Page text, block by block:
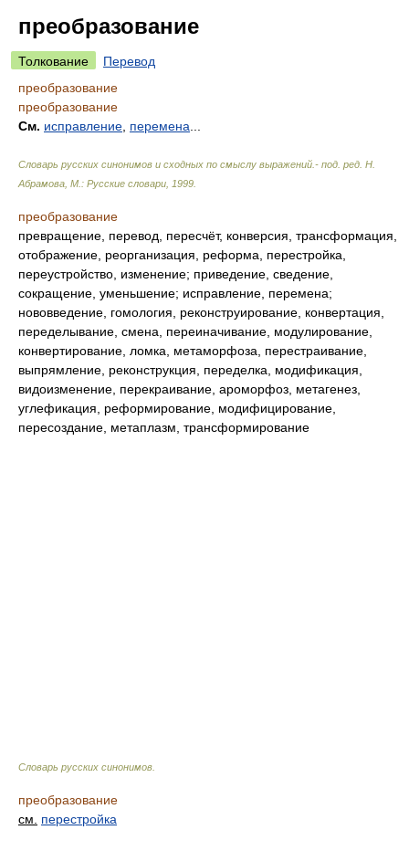
преобразование
Толкование
Перевод
преобразование
преобразование
См. исправление перемена
Словарь русских синонимов и сходных по смыслу выражений.- под. ред. Н.
Абрамова, М.: Русские словари 1999
преобразование
превращение, перевод, пересчёт, конверсия, трансформация,
отображение, реорганизация, реформа, перестройка,
переустройство, изменение; приведение, сведение,
сокращение, уменьшение; исправление, перемена;
нововведение, гомология, реконструирование, конвертация,
переделывание, смена, переиначивание, модулирование,
конвертирование, ломка, метаморфоза, перестраивание,
выпрямление, реконструкция, переделка, модификация,
видоизменение, перекраивание, ароморфоз, метагенез,
углефикация, реформирование, модифицирование,
пересоздание, метаплазм, трансформирование
Словарь русских синонимов
преобразование
см.
перестройка